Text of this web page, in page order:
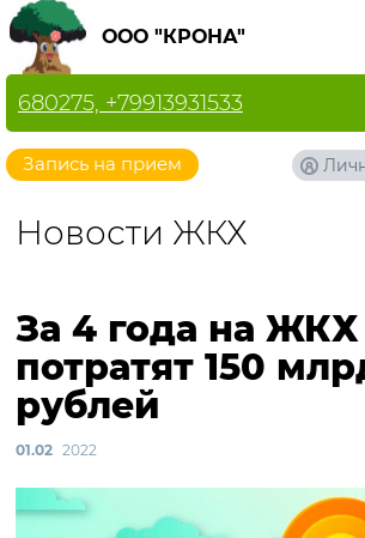
ООО "КРОНА"
Запись на прием
680275, +79913931533
Новости ЖКХ
За 4 года на ЖКХ
потратят 150
рублей
01.02 2022